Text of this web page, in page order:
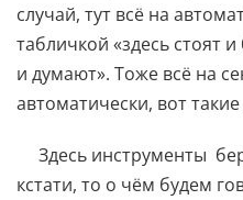
случай, тут всё на
табличкой «здесь стоят
и думают». Тоже всё на
автоматически, вот такие
Здесь инструменты
кстати, то о чём будем